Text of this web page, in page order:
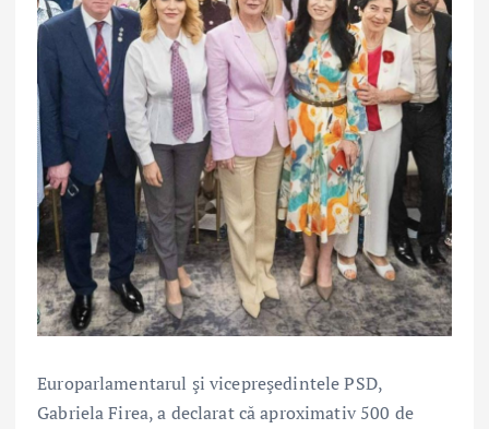
Europarlamentarul şi vicepreşedintele PSD,
Gabriela Firea, a declarat că aproximativ 500 de